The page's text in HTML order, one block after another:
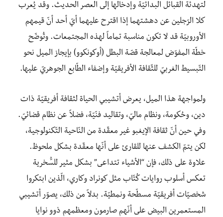
لتهدئة القبائل البدائيّة وإدخالها إلى العصر الحديث. وقد يُعرب
كلا الرّجلين عن دهشتهما إذا اقترح عليهما أيّ أحد أنّ قيمهم
الأوروبيّة قد لا تكون مناسبة تماماً لهذه المجتمعات. وتُوضّح
خطّة المفوّض لمعالجة قصّة البطل (أوكونكوو) بإيجاز الميل نحو
التّبسيط الغربيّ للثّقافة الأفريقيّة وإضفاء الطّابع الجوهريّ عليها.
ولمواجهة هذا الميل، يعرض أتشيبي الحياة لثقافة أفريقيّة ذات
دين، وحُكومة، ونظام ماليّ، وتقاليد فنّيّة، فضلاً عن نظام قضائيّ.
وفي حين أنّ ثقافة الإيغبو غير معقّدة من النّاحية التّكنولوجية،
لكن يتمّ الكشف عنها للقارئ على أنّها معقّدة بشكل ملحوظ.
علاوة على ذلك، فإن “الأشياء تتداعى” بشكل مثير للسُّخرية
تعكس أسلوب روايات كُتّاب مثل كونراد وكاري، الّذين ابتكروا
شخصيّات أفريقيّة مسطّحة ونمطيّة. بدلاً من ذلك، يصوّر أتشيبي
المستعمرين البيض على أنّهم صارمون ومعظمهم ذوو نوايا